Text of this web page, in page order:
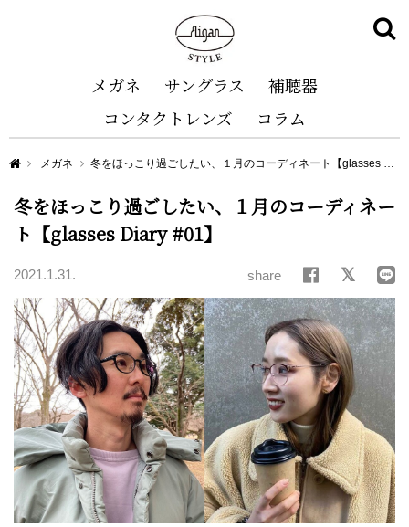
メガネ サングラス
補聴器
コンタクトレンズ
コラム
Aigan STYLE（メガネ・めがね）
メガネ 冬をほっこり過ごしたい、１月のコーディネート【glasses Diary #01】
冬をほっこり過ごしたい、１月のコーディネー
ト【glasses Diary #01】
2021.1.31. share